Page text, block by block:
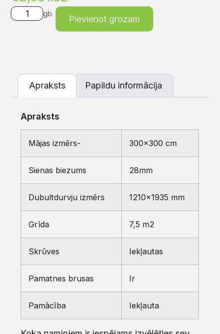
gb.
Pievienot grozam
Apraksts Papildu informācija
Apraksts
Mājas izmērs- 300×300 cm
Sienas biezums 28mm
Dubultdurvju izmērs 1210×1935 mm
Grīda 7,5 m2
Skrūves Iekļautas
Pamatnes brusas Ir
Pamācība Iekļauta